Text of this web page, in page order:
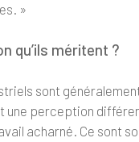
»
qu’ils méritent ?
sont
une perception
acharné. Ce sont